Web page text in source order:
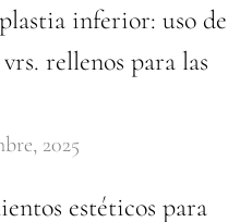
inferior: uso de
rellenos para las
2025
estéticos para